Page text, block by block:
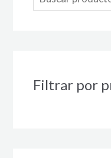
Filtrar por